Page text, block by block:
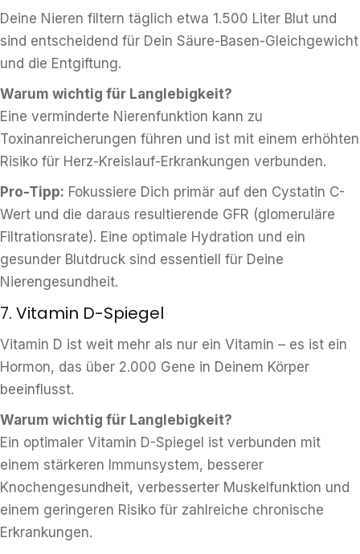
Deine Nieren filtern täglich etwa 1.500 Liter Blut und
sind entscheidend für Dein Säure-Basen-Gleichgewicht
und die Entgiftung.
Warum wichtig für Langlebigkeit?
Eine verminderte Nierenfunktion kann zu
Toxinanreicherungen führen und ist mit einem erhöhten
Risiko für Herz-Kreislauf-Erkrankungen verbunden.
Pro-Tipp: Fokussiere Dich primär auf den Cystatin C-
Wert und die daraus resultierende GFR (glomeruläre
Filtrationsrate). Eine optimale Hydration und ein
gesunder Blutdruck sind essentiell für Deine
Nierengesundheit.
7. Vitamin D-Spiegel
Vitamin D ist weit mehr als nur ein Vitamin – es ist ein
Hormon, das über 2.000 Gene in Deinem Körper
beeinflusst.
Warum wichtig für Langlebigkeit?
Ein optimaler Vitamin D-Spiegel ist verbunden mit
einem stärkeren Immunsystem, besserer
Knochengesundheit, verbesserter Muskelfunktion und
einem geringeren Risiko für zahlreiche chronische
Erkrankungen.